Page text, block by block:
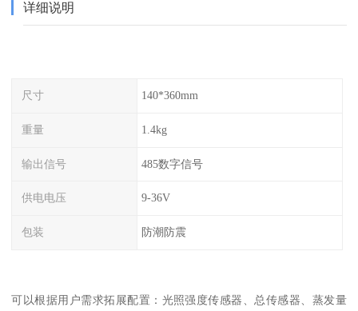
详细说明
尺寸 140*360mm
重量 1.4kg
输出信号 485数字信号
供电电压 9-36V
包装 防潮防震
可以根据用户需求拓展配置：光照强度传感器、总传感器、蒸发量